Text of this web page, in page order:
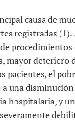
causa de
registradas
mayor
pacientes, el
una
hospitalaria, y